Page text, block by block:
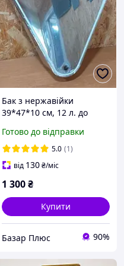
Бак з нержавійки
39*47*10 см, 12 л. до
Готово до відправки
5.0 (1)
від 130₴/міс
1 300₴
Купити
Базар Плюс 90%